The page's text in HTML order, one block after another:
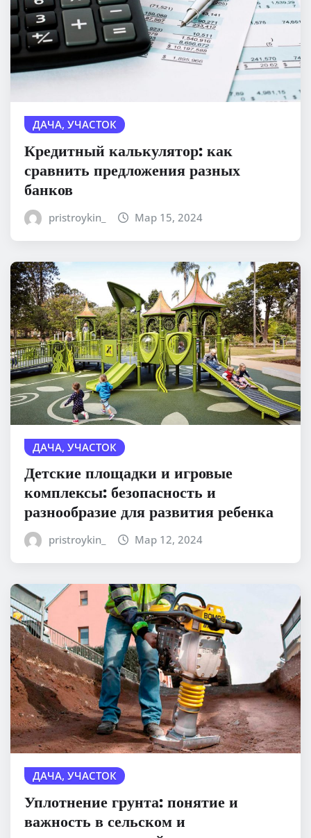
ДАЧА, УЧАСТОК
Кредитный калькулятор: как
сравнить предложения разных
банков
pristroykin_ Мар 15, 2024
ДАЧА, УЧАСТОК
Детские площадки и игровые
комплексы: безопасность и
разнообразие для развития ребенка
pristroykin_ Мар 12, 2024
ДАЧА, УЧАСТОК
Уплотнение грунта: понятие и
важность в сельском и